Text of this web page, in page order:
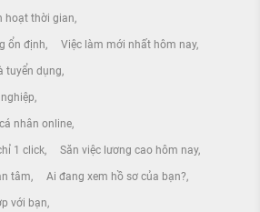
hoạt thời gian
ổn định Việc làm mới nhất hôm nay
tuyển dụng
nhân online
1 click Săn việc lương cao hôm nay
tâm Ai đang xem hồ sơ của bạn?
với bạn